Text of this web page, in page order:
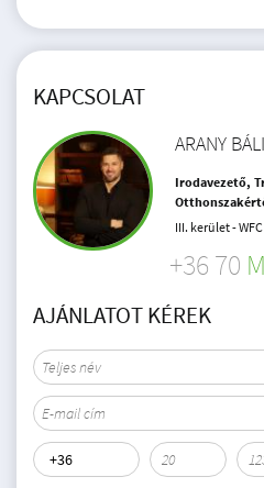
KAPCSOLAT
ARANY
Irodavezető,
III. kerület - WFC
+36 70
AJÁNLATOT KÉREK